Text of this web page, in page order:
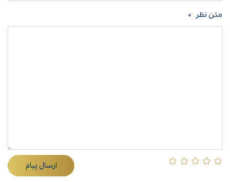
متن نظر *
ارسال پیام